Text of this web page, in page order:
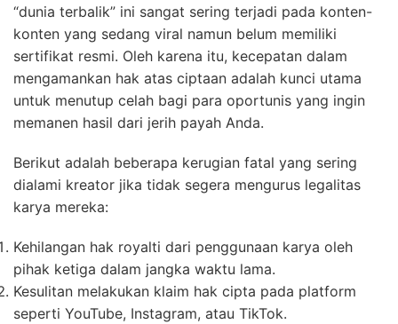
“dunia terbalik” ini sangat sering terjadi pada konten-
konten yang sedang viral namun belum memiliki
sertifikat resmi. Oleh karena itu, kecepatan dalam
mengamankan hak atas ciptaan adalah kunci utama
untuk menutup celah bagi para oportunis yang ingin
memanen hasil dari jerih payah Anda.
Berikut adalah beberapa kerugian fatal yang sering
dialami kreator jika tidak segera mengurus legalitas
karya mereka:
Kehilangan hak royalti dari penggunaan karya oleh
pihak ketiga dalam jangka waktu lama.
Kesulitan melakukan klaim hak cipta pada platform
seperti YouTube, Instagram, atau TikTok.